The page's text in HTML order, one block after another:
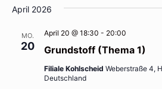
wählen.
April 2026
MO.
20 Grundstoff (Thema 1)
April 20 @ 18:30 - 20:00
Filiale Kohlscheid Weberstraße 4,
Deutschland